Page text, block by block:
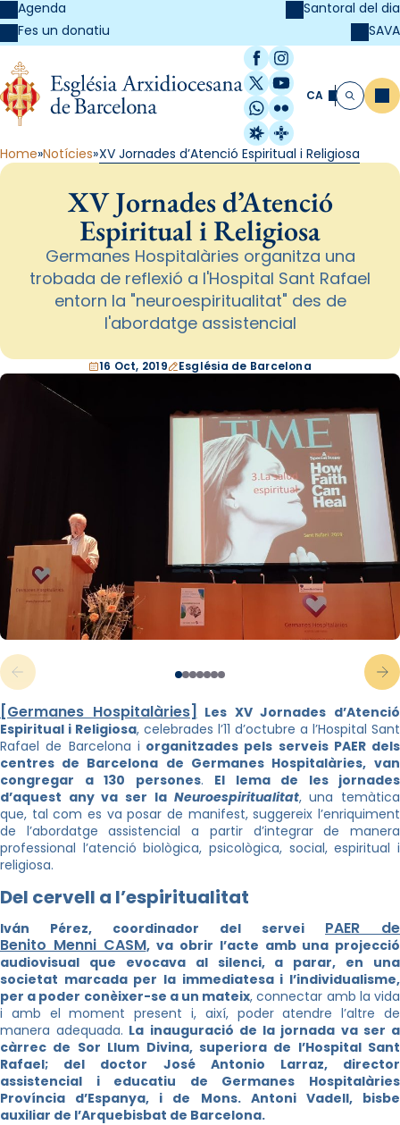
Agenda
Fes un donatiu
Santoral del dia
SAVA
Facebook
Instagram
X / Twitter
YouTube
WhatsApp
Flickr
Radio Estel
Catalunya
CA Cerca
Home Notícies XV Jornades d’Atenció Espiritual i Religiosa
XV Jornades d’Atenció
Espiritual i Religiosa
Germanes Hospitalàries organitza una
trobada de reflexió a l'Hospital Sant Rafael
entorn la "neuroespiritualitat" des de
l'abordatge assistencial
16 Oct, 2019 Església de Barcelona
[Germanes Hospitalàries]
Les XV Jornades d’Atenció
Espiritual i Religiosa, celebrades l’11 d’octubre a l’Hospital Sant
Rafael de Barcelona i organitzades pels serveis PAER dels
centres de Barcelona de Germanes Hospitalàries, van
congregar a 130 persones. El lema de les jornades
d’aquest any va ser la Neuroespiritualitat, una temàtica
que, tal com es va posar de manifest, suggereix l’enriquiment
de l’abordatge assistencial a partir d’integrar de manera
professional l’atenció biològica, psicològica, social, espiritual i
religiosa.
Del cervell a l’espiritualitat
Iván Pérez, coordinador del servei PAER de
Benito Menni CASM, va obrir l’acte amb una projecció
audiovisual que evocava al silenci, a parar, en una
societat marcada per la immediatesa i l’individualisme,
per a poder conèixer-se a un mateix, connectar amb la vida
i amb el moment present i, així, poder atendre l’altre de
manera adequada. La inauguració de la jornada va ser a
càrrec de Sor Llum Divina, superiora de l’Hospital Sant
Rafael; del doctor José Antonio Larraz, director
assistencial i educatiu de Germanes Hospitalàries
Província d’Espanya, i de Mons. Antoni Vadell, bisbe
auxiliar de l’Arquebisbat de Barcelona.